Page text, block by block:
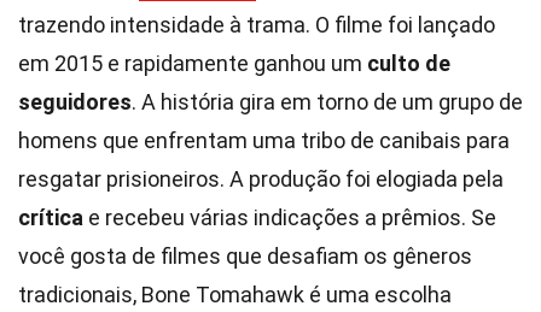
trazendo intensidade à trama. O filme foi lançado
em 2015 e rapidamente ganhou um culto de
seguidores. A história gira em torno de um grupo de
homens que enfrentam uma tribo de canibais para
resgatar prisioneiros. A produção foi elogiada pela
crítica e recebeu várias indicações a prêmios. Se
você gosta de filmes que desafiam os gêneros
tradicionais, Bone Tomahawk é uma escolha